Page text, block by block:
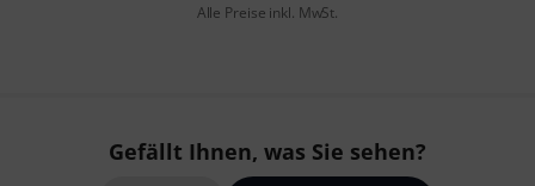
Alle Preise inkl. MwSt.
Gefällt Ihnen, was Sie sehen?